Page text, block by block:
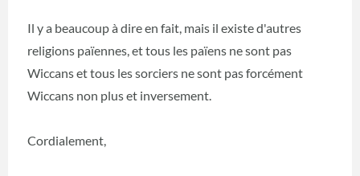
Il y a beaucoup à dire en fait, mais il existe d'autres
religions païennes, et tous les païens ne sont pas
Wiccans et tous les sorciers ne sont pas forcément
Wiccans non plus et inversement.
Cordialement,